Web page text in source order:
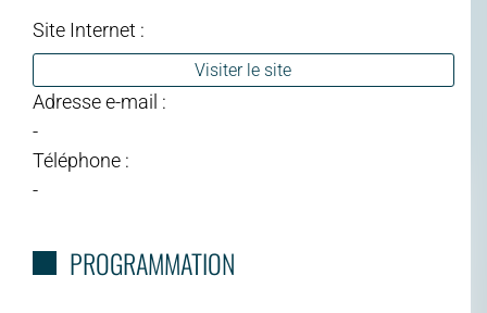
Site Internet :
Visiter le site
Adresse e-mail :
-
Téléphone :
-
PROGRAMMATION